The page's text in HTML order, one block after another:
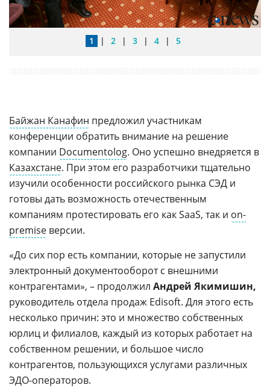
1 | 2 | 3 | 4 | 5
Байжан Канафин предложил участникам
конференции обратить внимание на решение
компании Documentolog. Оно успешно внедряется в
Казахстане. При этом его разработчики тщательно
изучили особенности российского рынка СЭД и
готовы дать возможность отечественным
компаниям протестировать его как SaaS, так и on-
premise версии.
«До сих пор есть компании, которые не запустили
электронный документооборот с внешними
контрагентами», – продолжил Андрей Якимишин,
руководитель отдела продаж Edisoft. Для этого есть
несколько причин: это и множество собственных
юрлиц и филиалов, каждый из которых работает на
собственном решении, и большое число
контрагентов, пользующихся услугами различных
ЭДО-операторов.